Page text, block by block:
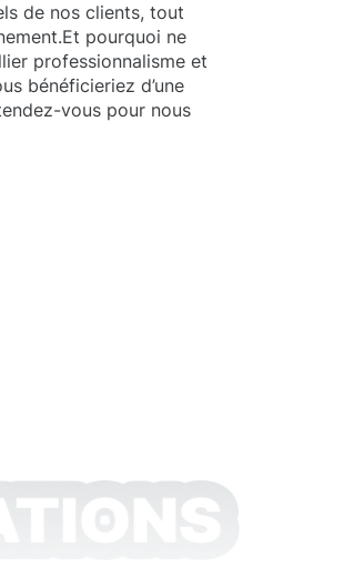
de nos clients, tout
pourquoi ne
professionnalisme et
bénéficieriez d’une
vous pour nous